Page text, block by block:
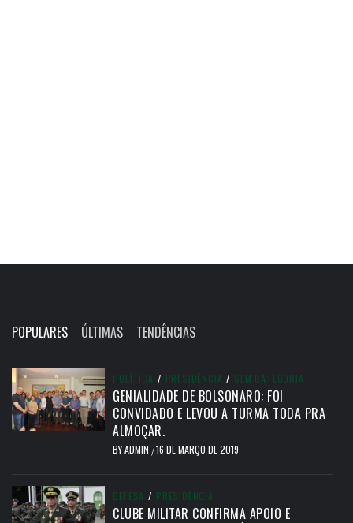
POPULARES ÚLTIMAS TENDÊNCIAS
POLÍTICA / PRESIDÊNCIA / SEM CATEGORIA
GENIALIDADE DE BOLSONARO: FOI
CONVIDADO E LEVOU A TURMA TODA PRA
ALMOÇAR.
BYADMIN /16 DE MARÇO DE 2019
DEFESA / PRESIDÊNCIA
CLUBE MILITAR CONFIRMA APOIO E